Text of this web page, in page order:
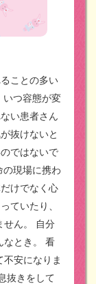
ことの多い
いつ容態が変
い患者さん
抜けないと
ではないで
の現場に携わ
けでなく心
ていたり、
ん。
自分
とき。
看
安になりま
抜きをして